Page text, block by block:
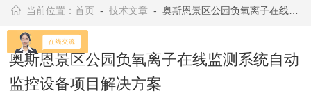
当前位置：首页 -技术文章 - 奥斯恩景区公园负氧离子在线监测系统自动监控设备项目解决方案
奥斯恩景区公园负氧离子在线监测系统自动
监控设备项目解决方案